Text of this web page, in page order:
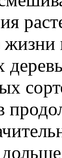
жизни